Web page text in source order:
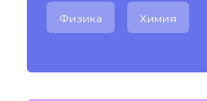
Физика Химия